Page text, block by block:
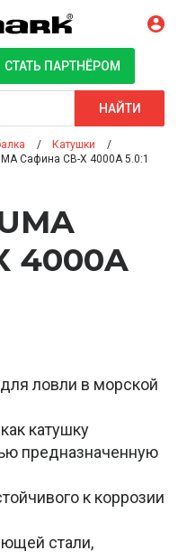
СТАТЬ ПАРТНЁРОМ
НАЙТИ
Катушки
Сафина СВ-X 4000A 5.0:1
4000A
ловли в морской
катушку
предназначенную
к коррозии
стали,